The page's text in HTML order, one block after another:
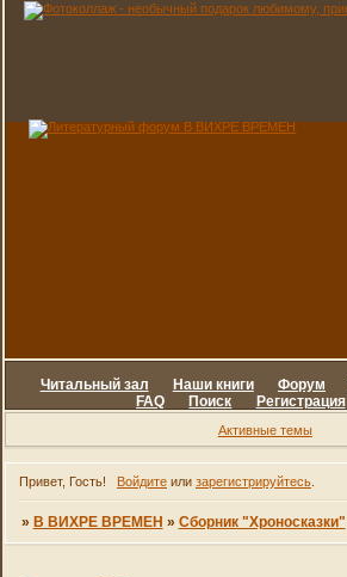
Читальный зал Наши книги Форум
FAQ
Поиск Регистрация
Активные темы
Привет, Гость! Войдитеили зарегистрируйтесь.
» В ВИХРЕ ВРЕМЕН » Сборник "Хроносказки"